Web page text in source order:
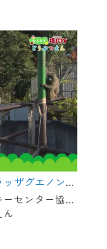
おうちで猿ジョイどうぶつえん～ブラッザグエノン～（2025年2月16日初回放送）
世界屈指のサル類動物園・日本モンキーセンター協力の親子で学べる動物番組。
ールアドレ
の新規登
引き続き
もないメ
す。